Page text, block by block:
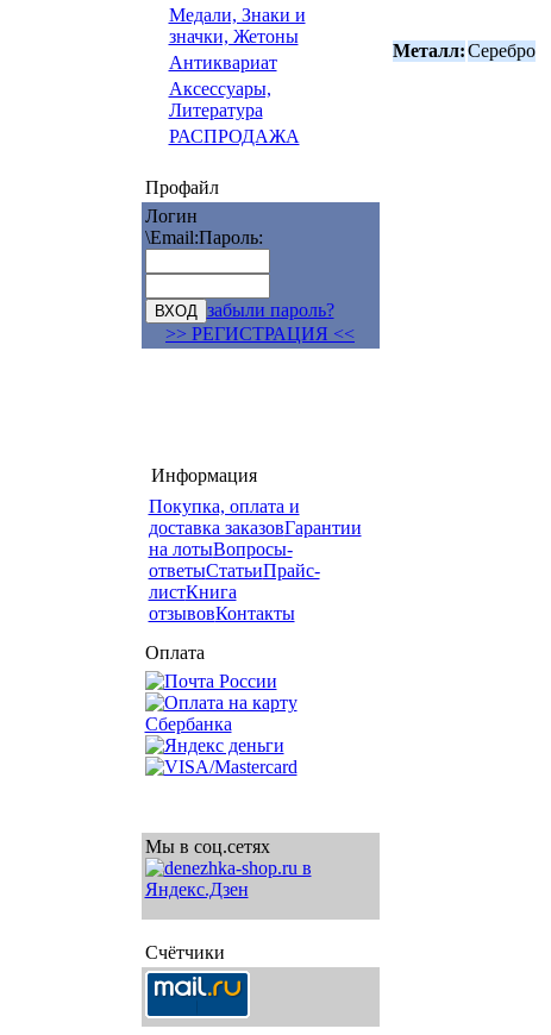
Медали, Знаки и
значки, Жетоны
Антиквариат
Аксессуары,
Литература
РАСПРОДАЖА
Профайл
Логин
\Email:Пароль:
забыли пароль?
>> РЕГИСТРАЦИЯ <<
Информация
Покупка, оплата и
доставка заказовГарантии
на лотыВопросы-
ответыСтатьиПрайс-
листКнига
отзывовКонтакты
Оплата
Мы в соц.сетях
Счётчики
Металл:Серебро